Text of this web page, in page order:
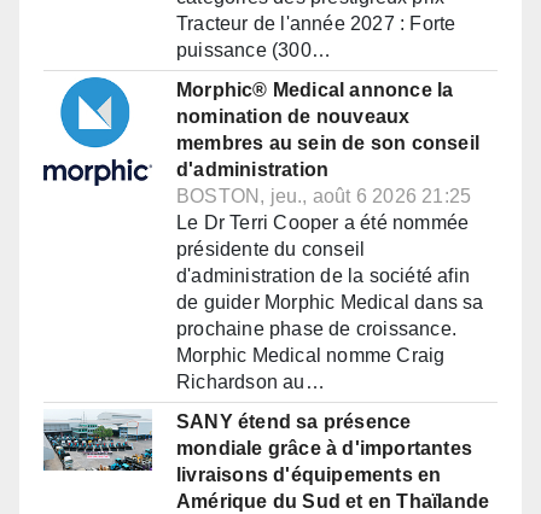
Tracteur de l'année 2027 : Forte
puissance (300…
Morphic® Medical annonce la
nomination de nouveaux
membres au sein de son conseil
d'administration
BOSTON, jeu., août 6 2026 21:25
Le Dr Terri Cooper a été nommée
présidente du conseil
d'administration de la société afin
de guider Morphic Medical dans sa
prochaine phase de croissance.
Morphic Medical nomme Craig
Richardson au…
SANY étend sa présence
mondiale grâce à d'importantes
livraisons d'équipements en
Amérique du Sud et en Thaïlande